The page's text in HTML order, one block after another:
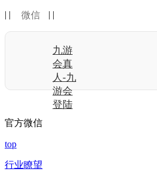
| | 微信 | |
九游
会真
人-九
游会
登陆
官方微信
top
行业瞭望